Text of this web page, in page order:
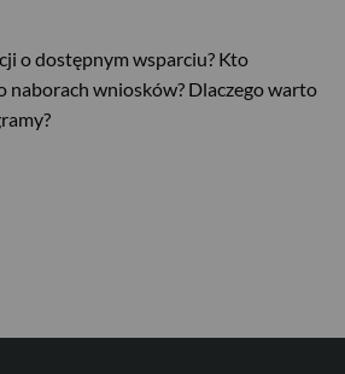
o dostępnym wsparciu? Kto
naborach wniosków? Dlaczego warto
USD